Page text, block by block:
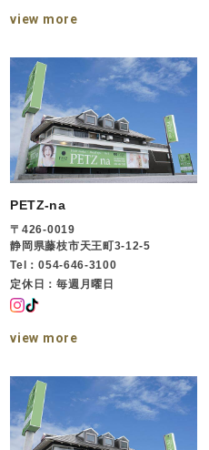
view more
PETZ-na
〒426-0019
静岡県藤枝市天王町3-12-5
Tel：054-646-3100
定休日：毎週月曜日
view more